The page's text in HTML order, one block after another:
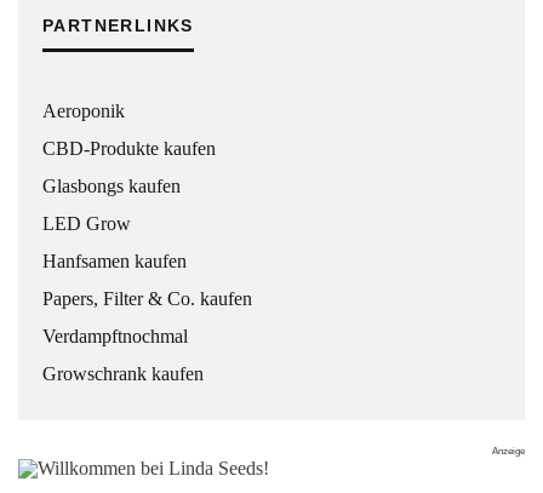
PARTNERLINKS
Aeroponik
CBD-Produkte kaufen
Glasbongs kaufen
LED Grow
Hanfsamen kaufen
Papers, Filter & Co. kaufen
Verdampftnochmal
Growschrank kaufen